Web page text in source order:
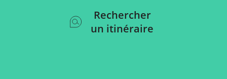
Rechercher
un itinéraire